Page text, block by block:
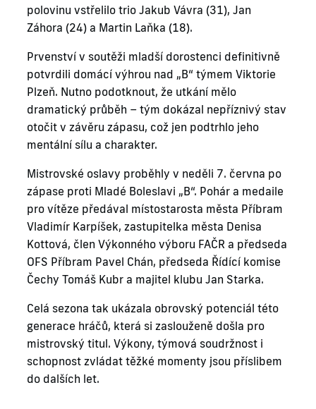
polovinu vstřelilo trio Jakub Vávra (31), Jan
Záhora (24) a Martin Laňka (18).
Prvenství v soutěži mladší dorostenci definitivně
potvrdili domácí výhrou nad „B“ týmem Viktorie
Plzeň. Nutno podotknout, že utkání mělo
dramatický průběh – tým dokázal nepříznivý stav
otočit v závěru zápasu, což jen podtrhlo jeho
mentální sílu a charakter.
Mistrovské oslavy proběhly v neděli 7. června po
zápase proti Mladé Boleslavi „B“. Pohár a medaile
pro vítěze předával místostarosta města Příbram
Vladimír Karpíšek, zastupitelka města Denisa
Kottová, člen Výkonného výboru FAČR a předseda
OFS Příbram Pavel Chán, předseda Řídící komise
Čechy Tomáš Kubr a majitel klubu Jan Starka.
Celá sezona tak ukázala obrovský potenciál této
generace hráčů, která si zaslouženě došla pro
mistrovský titul. Výkony, týmová soudržnost i
schopnost zvládat těžké momenty jsou příslibem
do dalších let.